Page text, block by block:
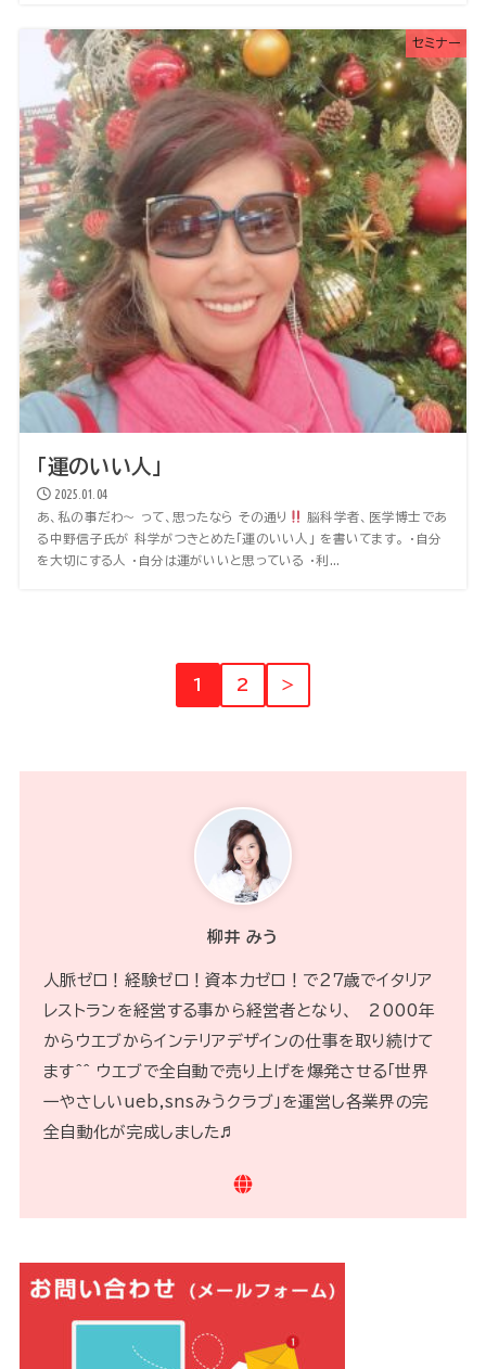
セミナー
「運のいい人」
2025.01.04
あ、私の事だわ〜 って、思ったなら その通り
脳科学者、医学博士であ
る中野信子氏が 科学がつきとめた「運のいい人」 を書いてます。 ・自分
を大切にする人 ・自分は運がいいと思っている ・利...
1 2 ＞
柳井 みう
人脈ゼロ！経験ゼロ！資本力ゼロ！で２７歳でイタリア
レストランを経営する事から経営者となり、 2000年
からウエブからインテリアデザインの仕事を取り続けて
ます^^ ウエブで全自動で売り上げを爆発させる「世界
一やさしいueb,snsみうクラブ」を運営し各業界の完
全自動化が完成しました♬